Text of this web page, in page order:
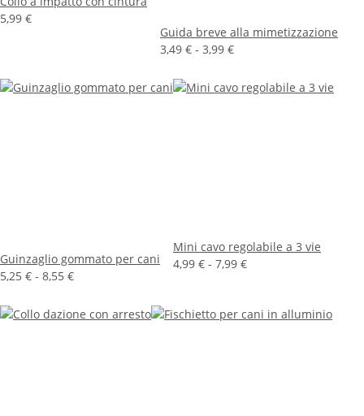
5,99 €
Guida breve alla mimetizzazione
3,49 € - 3,99 €
Guinzaglio gommato per cani
5,25 € - 8,55 €
Mini cavo regolabile a 3 vie
4,99 € - 7,99 €